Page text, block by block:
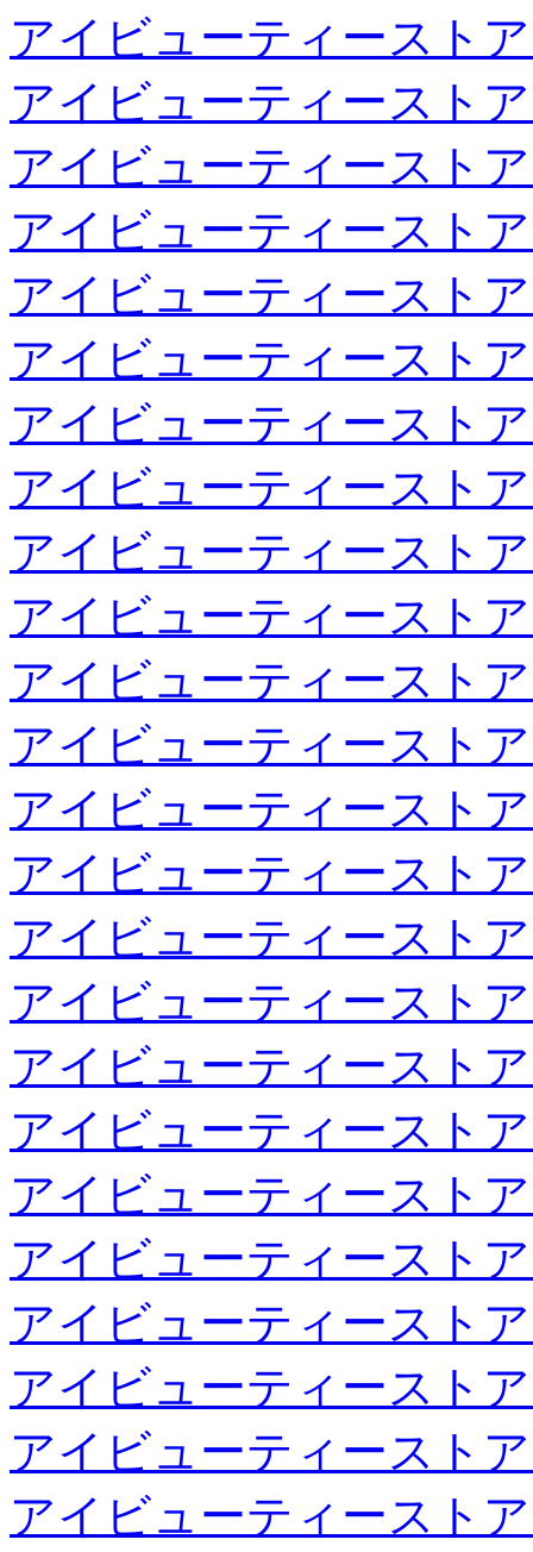
アイビューティースト
アイビューティースト
アイビューティースト
アイビューティースト
アイビューティースト
アイビューティースト
アイビューティースト
アイビューティースト
アイビューティースト
アイビューティースト
アイビューティースト
アイビューティースト
アイビューティースト
アイビューティースト
アイビューティースト
アイビューティースト
アイビューティースト
アイビューティースト
アイビューティースト
アイビューティースト
アイビューティースト
アイビューティースト
アイビューティースト
アイビューティースト